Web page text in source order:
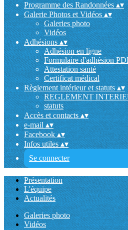
Programme des Randonnées▴▾
Galerie Photos et Vidéos▴▾
Galeries photo
Vidéos
Adhésions▴▾
Adhésion en ligne
Formulaire d'adhésion
Attestation santé
Certificat médical
Règlement intérieur et statuts▴▾
REGLEMENT
statuts
Accès et contacts▴▾
e-mail▴▾
Facebook▴▾
Infos utiles▴▾
Se connecter
Présentation
L'équipe
Actualités
Galeries photo
Vidéos